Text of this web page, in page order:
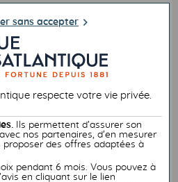
famille
Santé vous assure
pour votre famille, en
de base français
de l’étranger, Caisse
ou dès le 1ereuro
sans accepter
respecte votre vie privée.
Ils permettent d’assurer son
nos partenaires, d’en mesurer
proposer des offres adaptées à
pendant 6 mois. Vous pouvez à
en cliquant sur le lien